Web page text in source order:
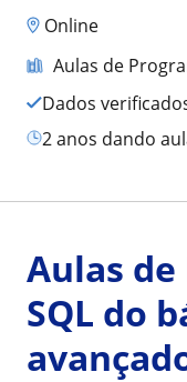
Online
Aulas de
Dados
2 anos dando
Aulas
SQL do